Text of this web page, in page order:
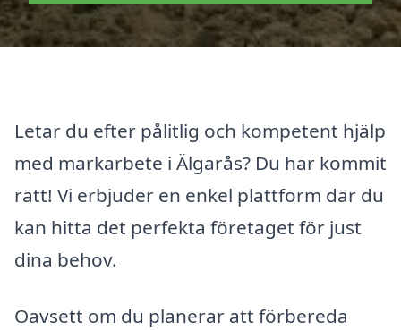
Letar du efter pålitlig och kompetent hjälp
med markarbete i Älgarås? Du har kommit
rätt! Vi erbjuder en enkel plattform där du
kan hitta det perfekta företaget för just
dina behov.
Oavsett om du planerar att förbereda